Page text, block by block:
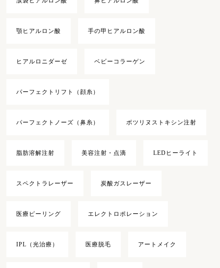
顎ヒアルロン酸 手の甲ヒアルロン酸
ヒアルロニダーゼ ベビーコラーゲン
パーフェクトリフト（顔糸）
パーフェクトノーズ（鼻糸） ボツリヌストキシン注射
脂肪溶解注射 美容注射・点滴 LEDヒーライト
スペクトラレーザー 炭酸ガスレーザー
医療ピーリング エレクトロポレーション
IPL（光治療） 医療脱毛 アートメイク